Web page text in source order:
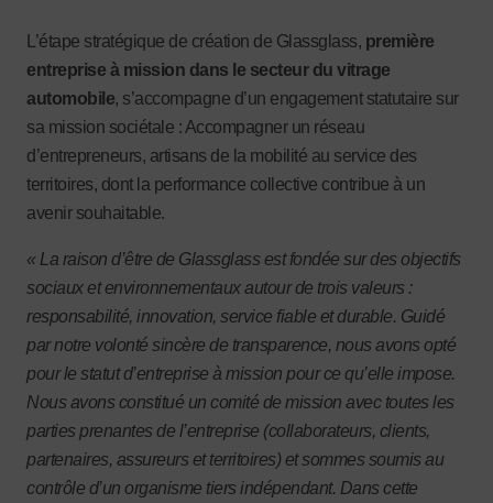
L’étape stratégique de création de Glassglass, première
entreprise à mission dans le secteur du vitrage
automobile, s’accompagne d’un engagement statutaire sur
sa mission sociétale : Accompagner un réseau
d’entrepreneurs, artisans de la mobilité au service des
territoires, dont la performance collective contribue à un
avenir souhaitable.
« La raison d’être de Glassglass est fondée sur des objectifs
sociaux et environnementaux autour de trois valeurs :
responsabilité, innovation, service fiable et durable. Guidé
par notre volonté sincère de transparence, nous avons opté
pour le statut d’entreprise à mission pour ce qu’elle impose.
Nous avons constitué un comité de mission avec toutes les
parties prenantes de l’entreprise (collaborateurs, clients,
partenaires, assureurs et territoires) et sommes soumis au
contrôle d’un organisme tiers indépendant. Dans cette